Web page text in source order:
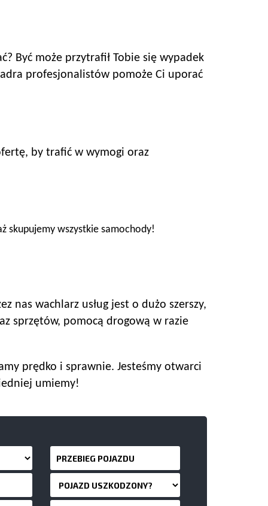
Być może przytrafił Tobie się wypadek
profesjonalistów pomoże Ci uporać
by trafić w wymogi oraz
skupujemy wszystkie samochody!
nas wachlarz usług jest o dużo szerszy,
sprzętów, pomocą drogową w razie
prędko i sprawnie. Jesteśmy otwarci
umiemy!